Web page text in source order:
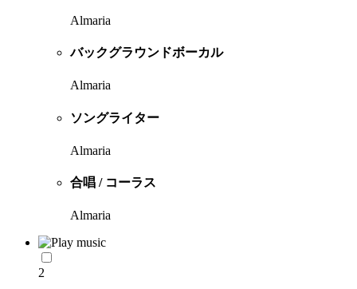
Almaria
バックグラウンドボーカル
Almaria
ソングライター
Almaria
合唱 / コーラス
Almaria
2